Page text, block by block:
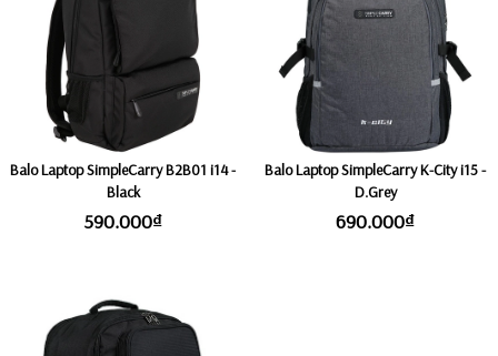
Balo Laptop SimpleCarry B2B01 i14 -
Black
590.000₫
Balo Laptop SimpleCarry K-City i15 -
D.Grey
690.000₫